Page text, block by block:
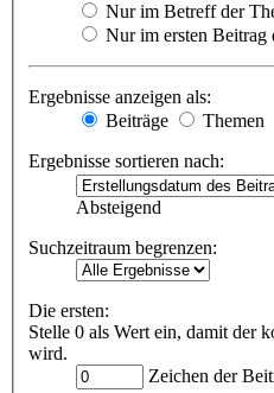
Nur im Betreff der
Nur im ersten Beitrag
Ergebnisse anzeigen als:
Beiträge
Themen
Ergebnisse sortieren nach:
Absteigend
Suchzeitraum begrenzen:
Die ersten:
Stelle 0 als Wert ein, damit der
wird.
Zeichen der